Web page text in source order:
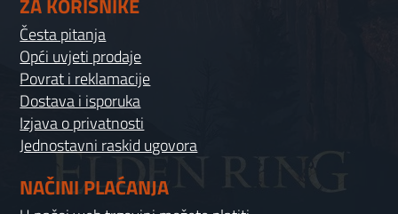
ZA KORISNIKE
Česta pitanja
Opći uvjeti prodaje
Povrat i reklamacije
Dostava i isporuka
Izjava o privatnosti
Jednostavni raskid ugovora
NAČINI PLAĆANJA